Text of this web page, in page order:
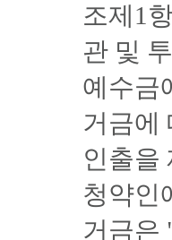
조제1
관 및
예수금
거금에
인출을
청약인
거금은